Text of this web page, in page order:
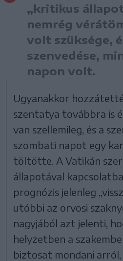
„kritikus
nemrég
volt szüksége,
szenvedése,
napon volt.
Ugyanakkor
szentatya továbbra is
van szellemileg, és a
szombati napot egy
töltötte. A Vatikán
állapotával
prognózis jelenleg
utóbbi az orvosi
nagyjából azt jelenti,
helyzetben a
biztosat mondani arról,